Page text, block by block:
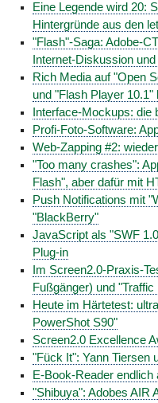
Eine Legende wird 20:
Hintergründe aus den
"Flash"-Saga: Adobe-
Internet-Diskussion
Rich Media auf "Open
und "Flash Player
Interface-Mockups:
Profi-Foto-Software:
Web-Zapping #2:
"Too many crashes":
Flash", aber dafür mit
Push Notifications mit
"BlackBerry"
JavaScript als "SWF
Plug-in
Im Screen2.0-Praxis-
Fußgänger) und "Traffic
Heute im Härtetest:
PowerShot S90"
Screen2.0 Excellence
"Fück It": Yann Tiersen
E-Book-Reader
"Shibuya": Adobes AIR